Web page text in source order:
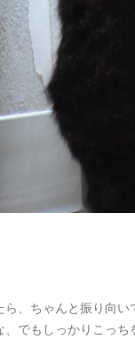
、ちゃんと振り向い
でもしっかりこっ